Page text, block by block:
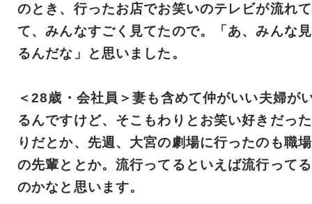
のとき、行ったお店でお笑いのテレビが流れて
て、みんなすごく見てたので。「あ、みんな見
るんだな」と思いました。
＜28歳・会社員＞妻も含めて仲がいい夫婦が
るんですけど、そこもわりとお笑い好きだった
りだとか、先週、大宮の劇場に行ったのも職場
の先輩ととか。流行ってるといえば流行ってる
のかなと思います。